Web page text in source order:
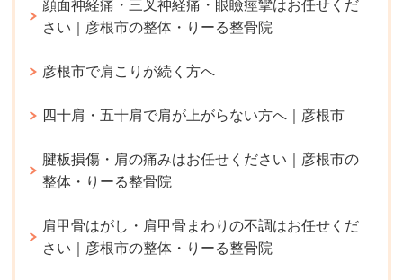
顔面神経痛・三叉神経痛・眼瞼痙攣はお任せくだ
さい｜彦根市の整体・りーる整骨院
彦根市で肩こりが続く方へ
四十肩・五十肩で肩が上がらない方へ｜彦根市
腱板損傷・肩の痛みはお任せください｜彦根市の
整体・りーる整骨院
肩甲骨はがし・肩甲骨まわりの不調はお任せくだ
さい｜彦根市の整体・りーる整骨院